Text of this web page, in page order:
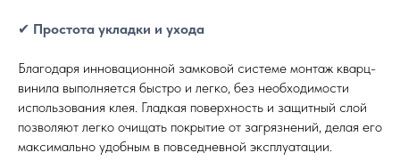
✔ Простота укладки и ухода
Благодаря инновационной замковой системе монтаж кварц-
винила выполняется быстро и легко, без необходимости
использования клея. Гладкая поверхность и защитный слой
позволяют легко очищать покрытие от загрязнений, делая его
максимально удобным в повседневной эксплуатации.